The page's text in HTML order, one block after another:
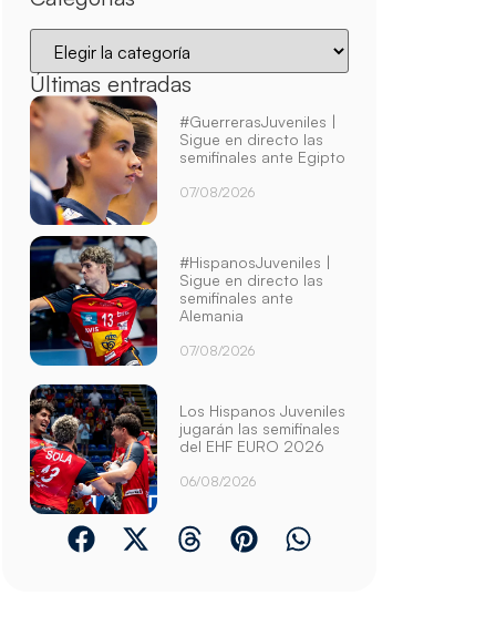
Últimas entradas
#GuerrerasJuveniles |
Sigue en directo las
semifinales ante Egipto
07/08/2026
#HispanosJuveniles |
Sigue en directo las
semifinales ante
Alemania
07/08/2026
Los Hispanos Juveniles
jugarán las semifinales
del EHF EURO 2026
06/08/2026